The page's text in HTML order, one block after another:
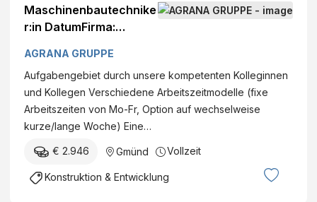
Maschinenbautechnike
r:in DatumFirma:
Werk Gmünd Standort:
ConrathstraßeGmünd,
Österreich Kategorie:
Instandhaltung
AGRANA GRUPPE
Aufgabengebiet durch unsere kompetenten Kolleginnen
und Kollegen Verschiedene Arbeitszeitmodelle (fixe
Arbeitszeiten von Mo-Fr, Option auf wechselweise
kurze/lange Woche) Eine…
€ 2.946 Gmünd Vollzeit
Konstruktion & Entwicklung